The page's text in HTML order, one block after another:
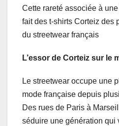
Cette rareté associée à
fait des t-shirts Corteiz des
du streetwear français
L’essor de Corteiz sur le
Le streetwear occupe une
mode française depuis
Des rues de Paris à
séduire une génération qui